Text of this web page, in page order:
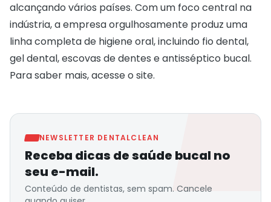
alcançando vários países. Com um foco central na
indústria, a empresa orgulhosamente produz uma
linha completa de higiene oral, incluindo fio dental,
gel dental, escovas de dentes e antisséptico bucal.
Para saber mais, acesse o site.
NEWSLETTER DENTALCLEAN
Receba dicas de saúde bucal no
seu e-mail.
Conteúdo de dentistas, sem spam. Cancele